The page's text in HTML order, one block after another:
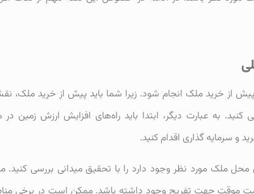
از خرید ملک انجام شود. زیرا شما باید پیش از خرید ملک،
به عبارت دیگر، ابتدا باید راه‌های افزایش ارزش زمین
و سرمایه گذاری اقدام کنید.
محل ملک مورد نظر وجود دارد را با تحقیق میدانی بررسی